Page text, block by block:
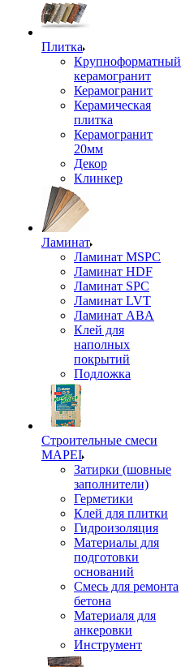
Плитка
Крупноформатный
керамогранит
Керамогранит
Керамическая
плитка
Керамогранит
20мм
Декор
Клинкер
Ламинат
Ламинат MSPC
Ламинат HDF
Ламинат SPC
Ламинат LVT
Ламинат ABA
Клей для
наполных
покрытий
Подложка
Строительные смеси
MAPEI
Затирки (шовные
заполнители)
Герметики
Клей для плитки
Гидроизоляция
Материалы для
подготовки
оснований
Смесь для ремонта
бетона
Материаля для
анкеровки
Инструмент